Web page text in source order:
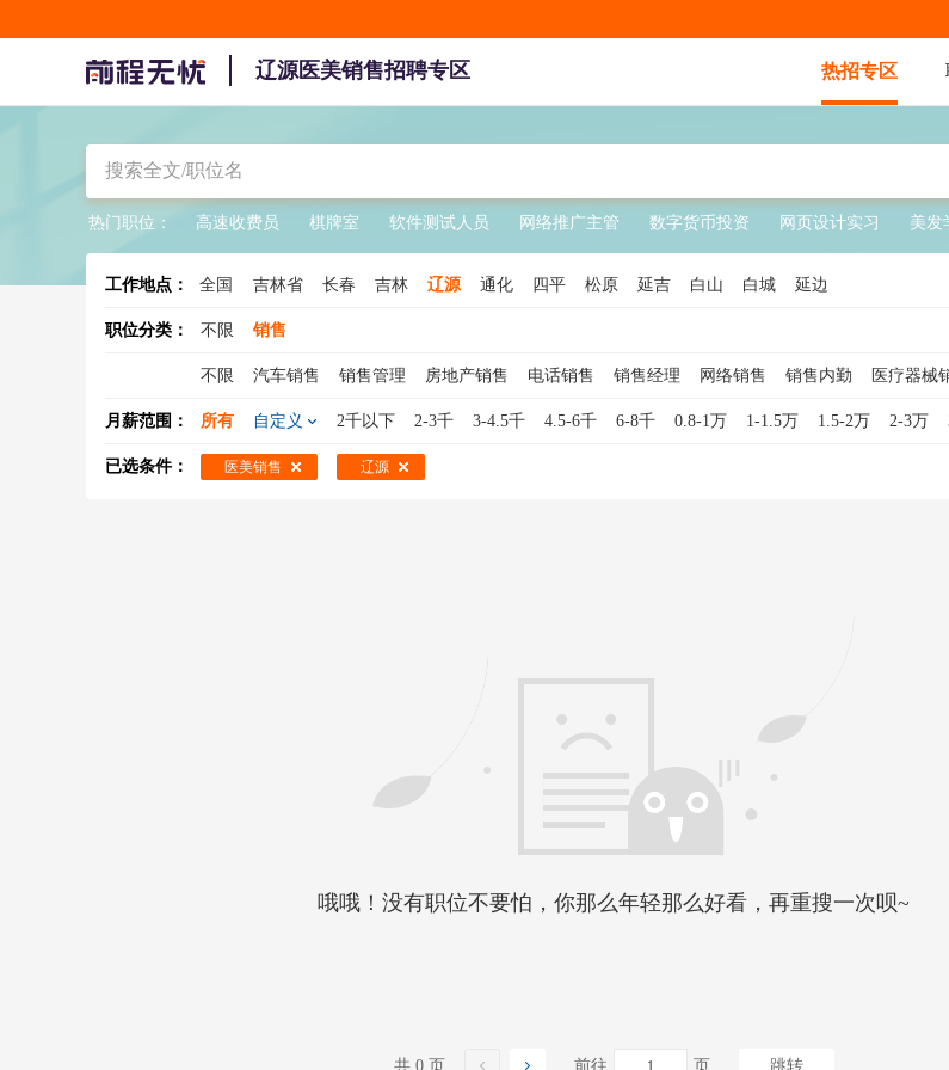
辽源医美销售招聘专区 热招专区
热门职位： 高速收费员 棋牌室 软件测试人员 网络推广主管 数字货币投资 网页设计实习 美发
工作地点： 全国 吉林省 长春 吉林 辽源 通化 四平 松原 延吉 白山 白城 延边
职位分类： 不限 销售
不限 汽车销售 销售管理 房地产销售 电话销售 销售经理 网络销售 销售内勤 医疗器械
销售总监
销售工程师 医药销售 大客户销售 销售顾问 软件销售 销售代表 互联网销售
建材销售
销售支持 广告销售
月薪范围： 所有 自定义 2千以下 2-3千 3-4.5千 4.5-6千 6-8千 0.8-1万 1-1.5万 1.5-2万 2-3万
已选条件： 医美销售 辽源
哦哦！没有职位不要怕，你那么年轻那么好看，再重搜一次呗~
共 0 页 前往 页 跳转